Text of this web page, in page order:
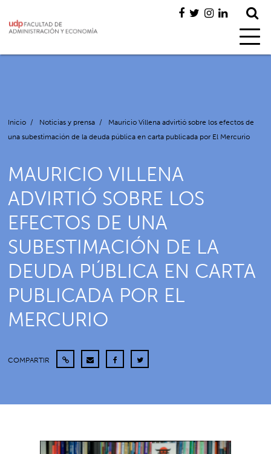
Inicio / Noticias y prensa /
Mauricio Villena advirtió sobre los efectos de
una subestimación de la deuda pública en carta publicada por El Mercurio
MAURICIO VILLENA
ADVIRTIÓ SOBRE LOS
EFECTOS DE UNA
SUBESTIMACIÓN DE LA
DEUDA PÚBLICA EN CARTA
PUBLICADA POR EL
MERCURIO
COMPARTIR